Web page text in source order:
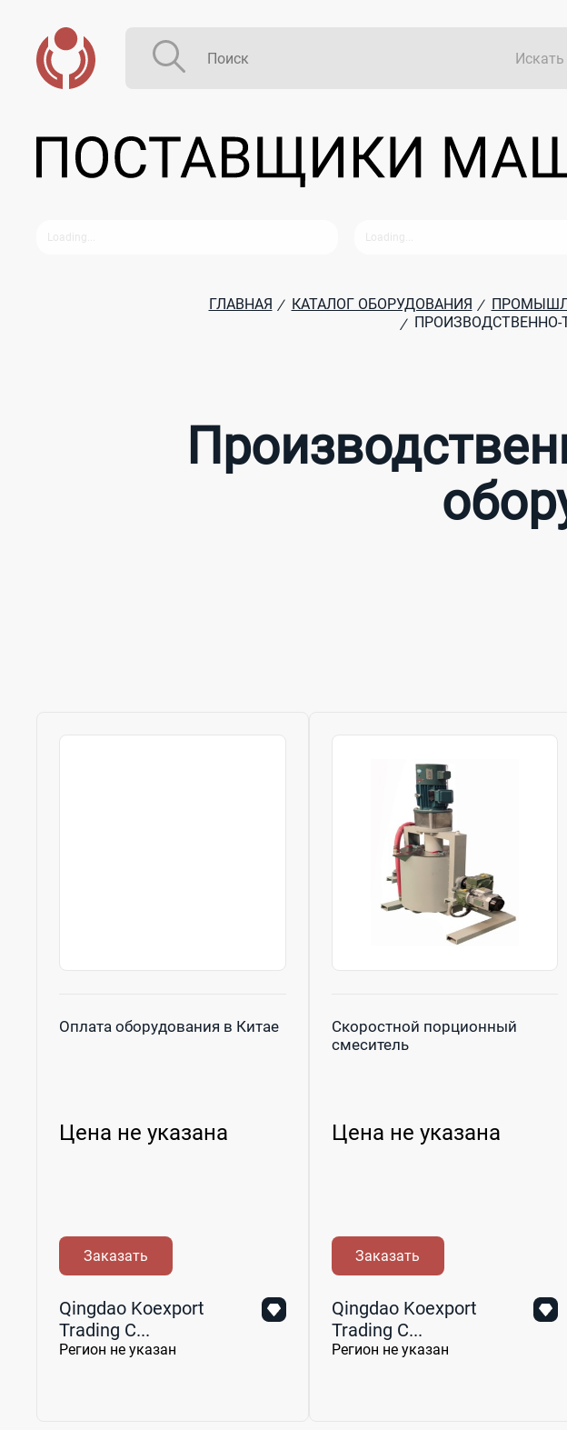
Искать
ГЛАВНАЯ / КАТАЛОГ ОБОРУДОВАНИЯ /
/
Оплата оборудования в Китае
Цена не указана
Заказать
Qingdao Koexport
Trading C...
Регион не указан
Скоростной порционный
смеситель
Цена не указана
Заказать
Qingdao Koexport
Trading C...
Регион не указан